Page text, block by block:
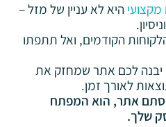
היא לא עניין של מזל –
הקודמים, ואל תתפתו
יבנה לכם אתר שמחזק את
לאורך זמן.
סתם אתר, הוא המפתח
שלך.